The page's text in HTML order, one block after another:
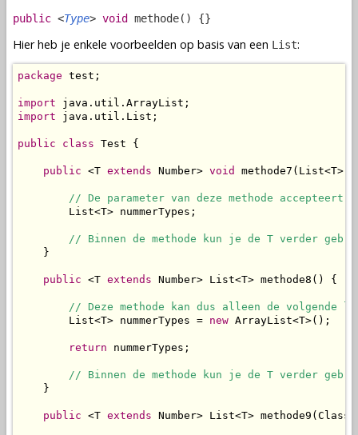
public <Type> void methode() {}
Hier heb je enkele voorbeelden op basis van een List:
package test;
import
import java.util.List;
public class Test {
public <T extends Number> void methode7(List<T>
// De parameter van deze methode
        List<T> nummerTypes;
// Binnen de methode kun je de T verder
    }
public <T extends Number> List<T> methode8() {
// Deze methode kan dus alleen de volgende
        List<T> nummerTypes =
new ArrayList<T>();
return nummerTypes;
// Binnen de methode kun je de T verder
    }
public <T extends Number> List<T>